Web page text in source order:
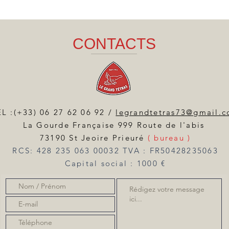
CONTACTS
:(+33) 06 27 62 06 92 /
La Gourde Française 999 Route de l'abis
73190 St Jeoire Prieuré ( bureau )
RCS: 428 235 063 00032 TVA : FR50428235063
Capital social : 1000 €